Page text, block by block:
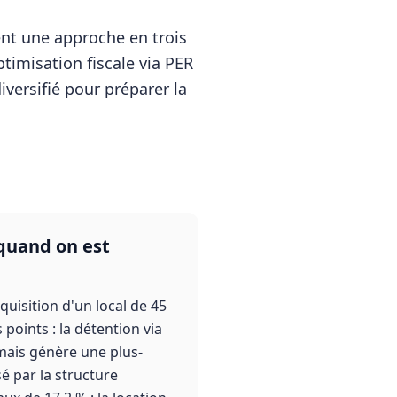
une approche en trois
fiscale via PER
pour préparer la
on est
d'un local de 45
points : la détention via
génère une plus-
par la structure